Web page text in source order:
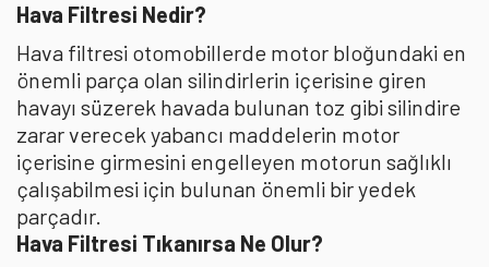
Hava Filtresi Nedir?
Hava filtresi otomobillerde motor bloğundaki en
önemli parça olan silindirlerin içerisine giren
havayı süzerek havada bulunan toz gibi silindire
zarar verecek yabancı maddelerin motor
içerisine girmesini engelleyen motorun sağlıklı
çalışabilmesi için bulunan önemli bir yedek
parçadır.
Hava Filtresi Tıkanırsa Ne Olur?